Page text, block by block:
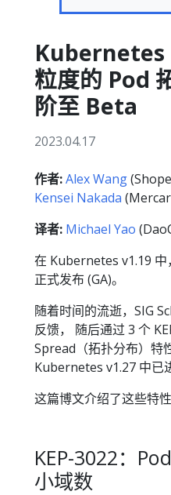
Kubernetes
粒度的 Pod
阶至 Beta
2023.04.17
作者:Alex Wang
Kensei Nakada
译者: Michael Yao
在 Kubernetes v1.19 中
正式发布 (GA)。
随着时间的流逝，SIG
反馈， 随后通过 3 个
Spread（拓扑分布）特
Kubernetes v1.27 中已
这篇博文介绍了这些特
KEP-3022：
小域数